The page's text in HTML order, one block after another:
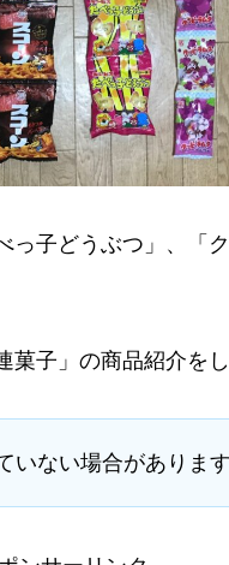
っ子どうぶつ」、
子」の商品紹介を
ない場合があります